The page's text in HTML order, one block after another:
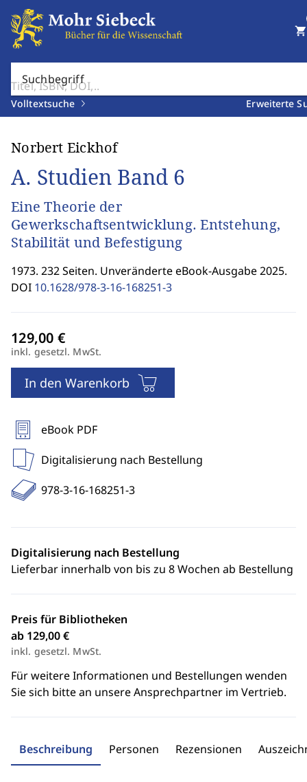
Suchbegriff
Volltextsuche Erweiterte
shopping_cart
Norbert Eickhof
A. Studien Band 6
Eine Theorie der
Gewerkschaftsentwicklung. Entstehung,
Stabilität und Befestigung
1973. 232 Seiten. Unveränderte eBook-Ausgabe 2025.
DOI 10.1628/978-3-16-168251-3
inkl. gesetzl. MwSt.
In den Warenkorb
eBook PDF
Digitalisierung nach Bestellung
978-3-16-168251-3
Digitalisierung nach Bestellung
Lieferbar innerhalb von bis zu 8 Wochen ab Bestellung
Preis für Bibliotheken
ab 129,00 €
inkl. gesetzl. MwSt.
Für weitere Informationen und Bestellungen wenden
Sie sich bitte an unsere Ansprechpartner im Vertrieb.
Beschreibung Personen Rezensionen